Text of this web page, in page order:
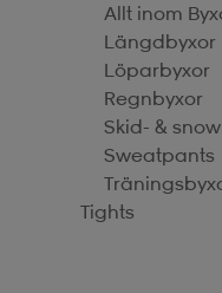
Allt inom
Längdbyxor
Löparbyxor
Regnbyxor
Skid- &
Sweatpants
Tights